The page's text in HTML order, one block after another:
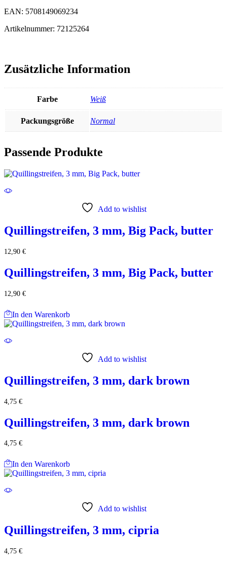
EAN: 5708149069234
Artikelnummer: 72125264
Zusätzliche Information
Farbe Weiß
Packungsgröße Normal
Passende Produkte
Add to wishlist
Quillingstreifen, 3 mm, Big Pack, butter
12,90 €
Quillingstreifen, 3 mm, Big Pack, butter
12,90 €
In den Warenkorb
Add to wishlist
Quillingstreifen, 3 mm, dark brown
4,75 €
Quillingstreifen, 3 mm, dark brown
4,75 €
In den Warenkorb
Add to wishlist
Quillingstreifen, 3 mm, cipria
4,75 €